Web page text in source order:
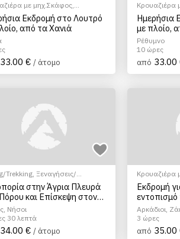
με μηχ.Σκάφος,
Αξιοθέατα
Εκδρομή στο Λουτρό
από τα Χανιά
33.00 € / άτομο
Κρουαζιέρα
Ξεναγήσεις/
Ημερήσια
με πλοίο,
Ρέθυμνο
10 ώρες
από 33.00
Trekking, Ξεναγήσεις/
στην Άγρια Πλευρά
και Επίσκεψη στον
Ντάνα
Νήσοι
30 λεπτά
34.00 € / άτομο
Κρουαζιέρα
Ξεναγήσεις/
Εκδρομή
χελώνας
Αρκάδιοι,
3 ώρες
από 35.00